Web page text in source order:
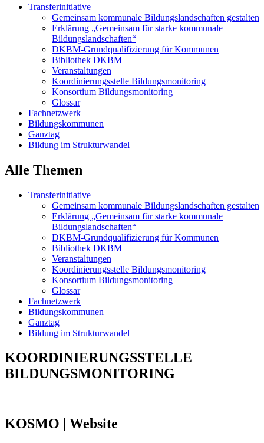
Transferinitiative
Gemeinsam kommunale Bildungslandschaften gestalten
Erklärung „Gemeinsam für starke kommunale
Bildungslandschaften“
DKBM-Grundqualifizierung für Kommunen
Bibliothek DKBM
Veranstaltungen
Koordinierungsstelle Bildungsmonitoring
Konsortium Bildungsmonitoring
Glossar
Fachnetzwerk
Bildungskommunen
Ganztag
Bildung im Strukturwandel
Alle Themen
Transferinitiative
Gemeinsam kommunale Bildungslandschaften gestalten
Erklärung „Gemeinsam für starke kommunale
Bildungslandschaften“
DKBM-Grundqualifizierung für Kommunen
Bibliothek DKBM
Veranstaltungen
Koordinierungsstelle Bildungsmonitoring
Konsortium Bildungsmonitoring
Glossar
Fachnetzwerk
Bildungskommunen
Ganztag
Bildung im Strukturwandel
KOORDINIERUNGSSTELLE
BILDUNGSMONITORING
KOSMO | Website